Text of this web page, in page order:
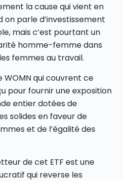
la cause qui vient en
on parle d’investissement
mais c’est pourtant un
homme-femme dans
femmes au travail.
WOMN qui couvrent ce
pour fournir une exposition
entier dotées de
solides en faveur de
et de l’égalité des
de cet ETF est une
qui reverse les